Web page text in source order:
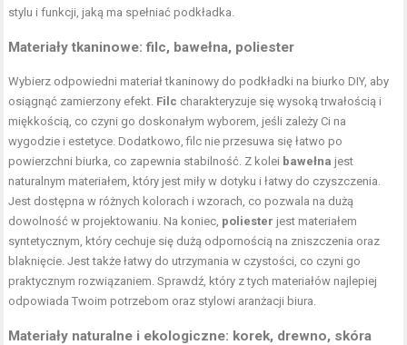
stylu i funkcji, jaką ma spełniać podkładka.
Materiały tkaninowe: filc, bawełna, poliester
Wybierz odpowiedni materiał tkaninowy do podkładki na biurko DIY, aby
osiągnąć zamierzony efekt. Filc charakteryzuje się wysoką trwałością i
miękkością, co czyni go doskonałym wyborem, jeśli zależy Ci na
wygodzie i estetyce. Dodatkowo, filc nie przesuwa się łatwo po
powierzchni biurka, co zapewnia stabilność. Z kolei bawełna jest
naturalnym materiałem, który jest miły w dotyku i łatwy do czyszczenia.
Jest dostępna w różnych kolorach i wzorach, co pozwala na dużą
dowolność w projektowaniu. Na koniec, poliester jest materiałem
syntetycznym, który cechuje się dużą odpornością na zniszczenia oraz
blaknięcie. Jest także łatwy do utrzymania w czystości, co czyni go
praktycznym rozwiązaniem. Sprawdź, który z tych materiałów najlepiej
odpowiada Twoim potrzebom oraz stylowi aranżacji biura.
Materiały naturalne i ekologiczne: korek, drewno, skóra